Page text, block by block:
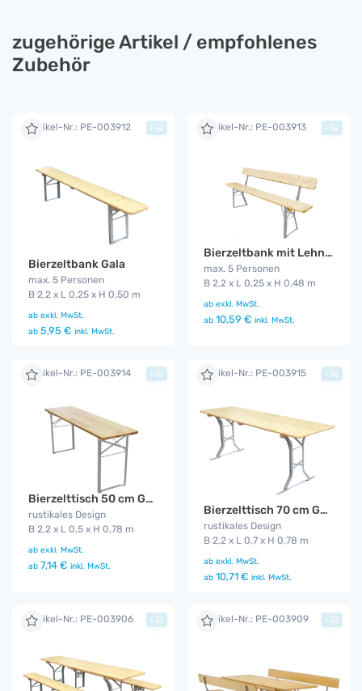
zugehörige Artikel / empfohlenes
Zubehör
Artikel-Nr.: PE-003912
Bierzeltbank Gala
max. 5 Personen
B 2,2 x L 0,25 x H 0,50 m
ab exkl. MwSt.
ab 5,95 € inkl. MwSt.
+ Artikel-Nr.: PE-003913
Bierzeltbank mit Lehne Gala
max. 5 Personen
B 2,2 x L 0,25 x H 0,48 m
ab exkl. MwSt.
ab 10,59 € inkl. MwSt.
+
Artikel-Nr.: PE-003914
Bierzelttisch 50 cm Gala
rustikales Design
B 2,2 x L 0,5 x H 0,78 m
ab exkl. MwSt.
ab 7,14 € inkl. MwSt.
+ Artikel-Nr.: PE-003915
Bierzelttisch 70 cm Gala
rustikales Design
B 2,2 x L 0,7 x H 0,78 m
ab exkl. MwSt.
ab 10,71 € inkl. MwSt.
+
Artikel-Nr.: PE-003906 + Artikel-Nr.: PE-003909 +